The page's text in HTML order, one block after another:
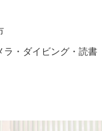
ラ・ダイビング・読書